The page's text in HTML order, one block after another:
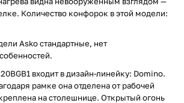
Количество конфорок в этой модели:
Asko стандартные, нет
входит в дизайн-линейку: Domino.
рамке она отделена от рабочей
на столешнице. Открытый огонь